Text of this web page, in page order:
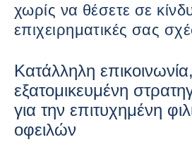
χωρίς να θέσετε σε
επιχειρηματικές σας
Κατάλληλη επικοινωνία,
εξατομικευμένη
για την επιτυχημένη
οφειλών